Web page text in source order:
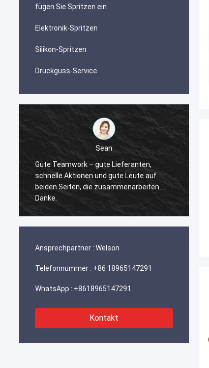
fügen Sie Spritzen ein
Elektronik-Spritzen
Silikon-Spritzen
Druckguss-Service
Sean
Gute Teamwork – gute Lieferanten,
schnelle Aktionen und gute Leute auf
beiden Seiten, die zusammenarbeiten….
Danke.
Ansprechpartner : Welson
Telefonnummer : +86 18965147291
WhatsApp : +8618965147291
Kontakt